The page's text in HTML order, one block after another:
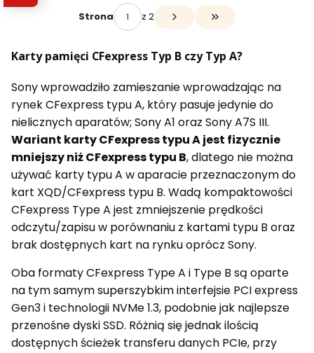
Strona z 2 Przejdź do ostatniej
Karty pamięci CFexpress Typ B czy Typ A?
Sony wprowadziło zamieszanie wprowadzając na
rynek CFexpress typu A, który pasuje jedynie do
nielicznych aparatów; Sony A1 oraz Sony A7S III.
Wariant karty CFexpress typu A jest fizycznie
mniejszy niż CFexpress typu B, dlatego nie można
używać karty typu A w aparacie przeznaczonym do
kart XQD/CFexpress typu B. Wadą kompaktowości
CFexpress Type A jest zmniejszenie prędkości
odczytu/zapisu w porównaniu z kartami typu B oraz
brak dostępnych kart na rynku oprócz Sony.
Oba formaty CFexpress Type A i Type B są oparte
na tym samym superszybkim interfejsie PCI express
Gen3 i technologii NVMe 1.3, podobnie jak najlepsze
przenośne dyski SSD. Różnią się jednak ilością
dostępnych ścieżek transferu danych PCIe, przy